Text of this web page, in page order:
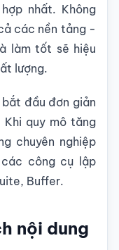
nhất. Không
các nền tảng -
làm tốt sẽ hiệu
lượng.
đầu đơn giản
Khi quy mô tăng
chuyên nghiệp
các công cụ lập
Buffer.
nội dung